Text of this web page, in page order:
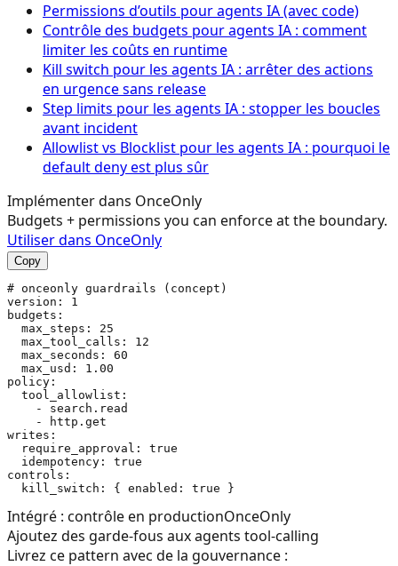
Permissions d’outils pour agents IA (avec code)
Contrôle des budgets pour agents IA : comment
limiter les coûts en runtime
Kill switch pour les agents IA : arrêter des actions
en urgence sans release
Step limits pour les agents IA : stopper les boucles
avant incident
Allowlist vs Blocklist pour les agents IA : pourquoi le
default deny est plus sûr
Implémenter dans OnceOnly
Budgets + permissions you can enforce at the boundary.
Utiliser dans OnceOnly
Copy
# onceonly guardrails (concept)
version: 1
budgets:
  max_steps: 25
  max_tool_calls: 12
  max_seconds: 60
  max_usd: 1.00
policy:
  tool_allowlist:
    - search.read
    - http.get
writes:
  require_approval: true
  idempotency: true
controls:
Intégré : contrôle en productionOnceOnly
Ajoutez des garde-fous aux agents tool-calling
Livrez ce pattern avec de la gouvernance :